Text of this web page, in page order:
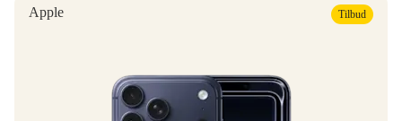
Apple Tilbud